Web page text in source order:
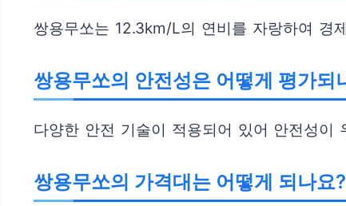
쌍용무쏘는 12.3km/L의 연비를 자랑하여 경
쌍용무쏘의 안전성은 어떻게 평가되
다양한 안전 기술이 적용되어 있어 안전성이
쌍용무쏘의 가격대는 어떻게 되나요?